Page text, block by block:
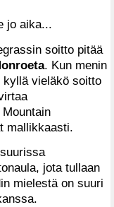
jo aika...
soitto pitää
. Kun menin
kyllä vieläkö soitto
mallikkaasti.
jota tullaan
mielestä on suuri